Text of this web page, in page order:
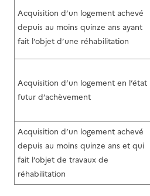
Acquisition d’un logement achevé
depuis au moins quinze ans ayant
fait l’objet d’une réhabilitation
Acquisition d’un logement en l’état
futur d’achèvement
Acquisition d’un logement achevé
depuis au moins quinze ans et qui
fait l’objet de travaux de
réhabilitation